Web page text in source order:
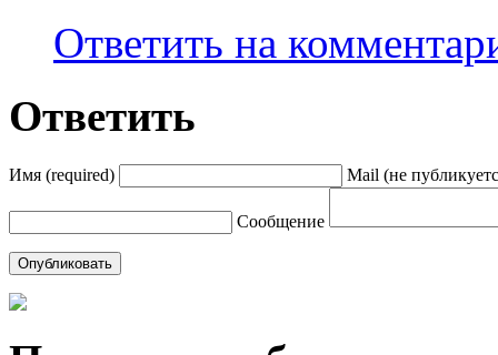
Ответить на
Ответить
Имя (required) Mail (не
Сообщение